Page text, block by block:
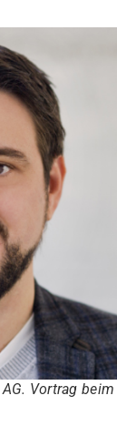
Vortrag